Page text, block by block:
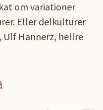
om variationer
Eller delkulturer
Ulf Hannerz, hellre